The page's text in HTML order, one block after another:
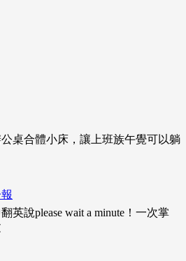
公桌合體小床，讓上班族午覺可以躺
英說please wait a minute！一次掌